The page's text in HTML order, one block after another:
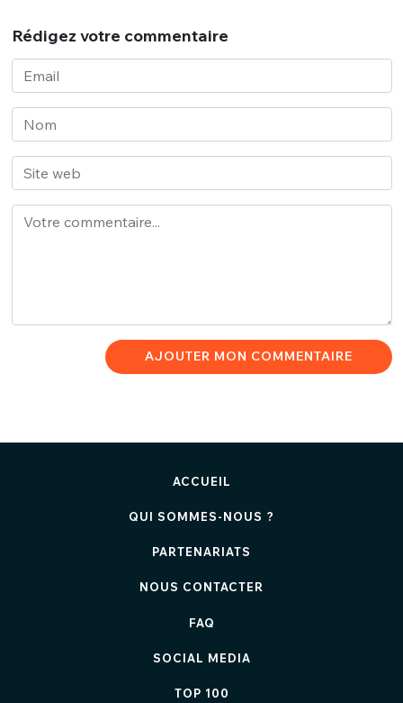
Rédigez votre commentaire
AJOUTER MON COMMENTAIRE
ACCUEIL
QUI SOMMES-NOUS ?
PARTENARIATS
NOUS CONTACTER
FAQ
SOCIAL MEDIA
TOP 100